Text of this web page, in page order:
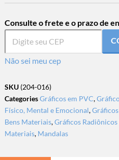
Consulte o frete e o prazo de
Não sei meu cep
SKU (204-016)
CategoriesGráficos em PVC,
Físico, Mental e Emocional,
Bens Materiais,Gráficos
Materiais, Mandalas